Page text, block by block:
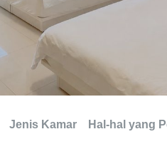
Jenis Kamar Hal-hal yang